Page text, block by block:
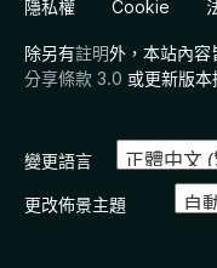
隱私權 Cookie
除另有註明外，本站內容
分享條款 3.0 或更新版本
變更語言
更改佈景主題